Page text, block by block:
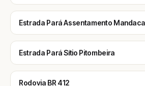
Estrada Pará Assentamento
Estrada Pará Sítio Pitombeira
Rodovia BR 412